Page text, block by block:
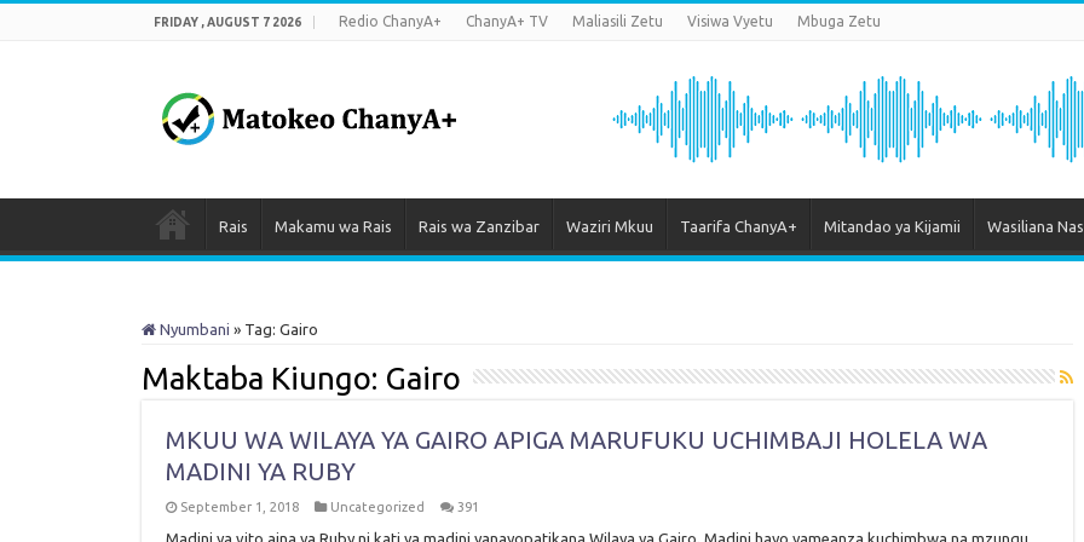
FRIDAY , AUGUST 7 2026 Redio ChanyA+ ChanyA+ TV Maliasili Zetu Visiwa Vyetu Mbuga Zetu
Rais Makamu wa Rais Rais wa Zanzibar Waziri Mkuu Taarifa ChanyA+ Mitandao ya Kijamii Wasiliana
Nyumbani » Tag: Gairo
Maktaba Kiungo: Gairo
MKUU WA WILAYA YA GAIRO APIGA MARUFUKU UCHIMBAJI HOLELA WA
MADINI YA RUBY
September 1, 2018 Uncategorized 391
Madini ya vito aina ya Ruby ni kati ya madini yanayopatikana Wilaya ya Gairo. Madini hayo yameanza kuchimbwa na mzungu